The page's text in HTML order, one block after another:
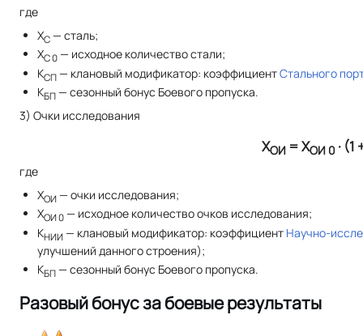
где
XС — сталь;
XС 0 — исходное количество стали;
КСП — клановый модификатор: коэффициентСтального
КБП — сезонный бонус Боевого пропуска.
3) Очки исследования
ХОИ= ХОИ 0· (1
где
XОИ — очки исследования;
XОИ 0 — исходное количество очков исследования;
КНИИ — клановый модификатор: коэффициент Научно-
улучшений данного строения);
КБП — сезонный бонус Боевого пропуска.
Разовый бонус за боевые результаты